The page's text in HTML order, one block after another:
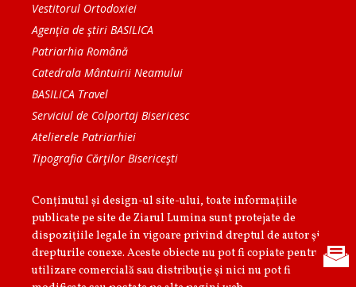
Vestitorul Ortodoxiei
Agenţia de ştiri BASILICA
Patriarhia Română
Catedrala Mântuirii Neamului
BASILICA Travel
Serviciul de Colportaj Bisericesc
Atelierele Patriarhiei
Tipografia Cărţilor Bisericeşti
Conținutul și design-ul site-ului, toate informaţiile
publicate pe site de Ziarul Lumina sunt protejate de
dispoziţiile legale în vigoare privind dreptul de autor şi
drepturile conexe. Aceste obiecte nu pot fi copiate pentru
utilizare comercială sau distribuţie şi nici nu pot fi